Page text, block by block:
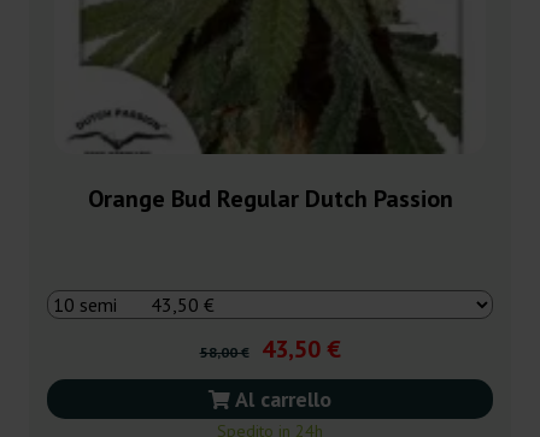
Orange Bud Regular Dutch Passion
58,00 € 43,50 €
Al carrello
Spedito in 24h